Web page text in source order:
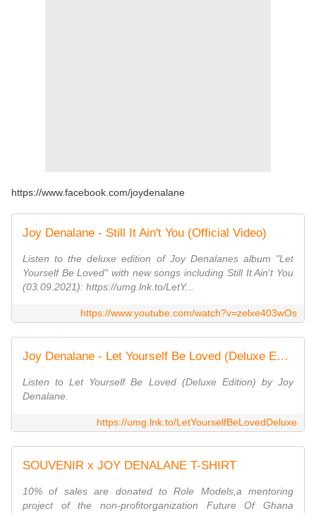
https://www.facebook.com/joydenalane
Joy Denalane - Still It Ain't You (Official Video)
Listen to the deluxe edition of Joy Denalanes album "Let
Yourself Be Loved" with new songs including Still It Ain't You
(03.09.2021): https://umg.lnk.to/LetY...
https://www.youtube.com/watch?v=zelxe403wOs
Joy Denalane - Let Yourself Be Loved (Deluxe Edition)
Listen to Let Yourself Be Loved (Deluxe Edition) by Joy
Denalane.
https://umg.lnk.to/LetYourselfBeLovedDeluxe
SOUVENIR x JOY DENALANE T-SHIRT
10% of sales are donated to Role Models,a mentoring
project of the non-profitorganization Future Of Ghana